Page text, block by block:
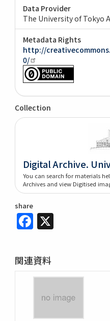
Data Provider
The University of Tokyo
Metadata Rights
http://
0/
Collection
Digital Archive.
You can search for materials
Archives and view Digitised
share
Facebook
関連資料